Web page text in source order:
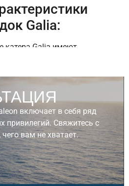
Galia:
катера Galia имеют
зоны для сидения и плавные
элегантный вид и
Эти лодки оснащаются
от ведущих
как Volvo Penta, Mercruiser и
высокую скорость и
Они идеально подходят
прогулок и водных видов
включает в себя ряд
привилегий. Свяжитесь с
вам не хватает.